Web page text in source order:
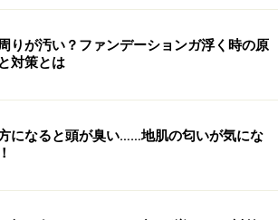
りが汚い？ファンデーションガ浮く時の原
対策とは
になると頭が臭い……地肌の匂いが気にな